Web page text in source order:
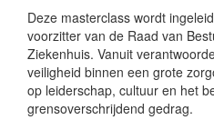
Deze masterclass wordt
voorzitter van de Raad van
Ziekenhuis. Vanuit
veiligheid binnen een grote
op leiderschap, cultuur en het
grensoverschrijdend gedrag.